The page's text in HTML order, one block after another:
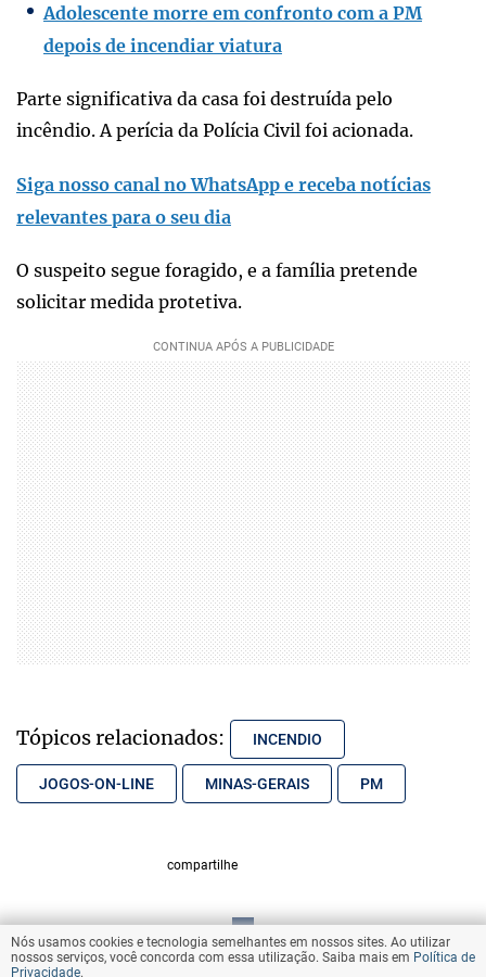
Adolescente morre em confronto com a PM
depois de incendiar viatura
Parte significativa da casa foi destruída pelo
incêndio. A perícia da Polícia Civil foi acionada.
Siga nosso canal no WhatsApp e receba notícias
relevantes para o seu dia
O suspeito segue foragido, e a família pretende
solicitar medida protetiva.
Tópicos relacionados: INCENDIO
JOGOS-ON-LINE MINAS-GERAIS PM
compartilhe
VOLTAR AO TOPO
Nós usamos cookies e tecnologia semelhantes em nossos sites. Ao utilizar
nossos serviços, você concorda com essa utilização. Saiba mais em Política de
Privacidade.